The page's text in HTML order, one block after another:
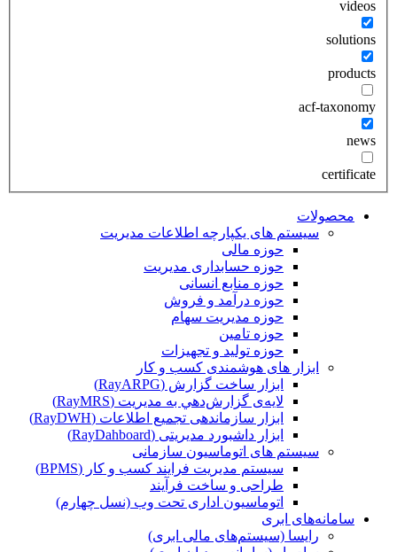
videos
solutions
products
acf-taxonomy
news
certificate
محصولات
سیستم های یکپارچه اطلاعات مدیریت
حوزه مالی
حوزه حسابداری مدیریت
حوزه منابع انسانی
حوزه درآمد و فروش
حوزه مدیریت سهام
حوزه تامین
حوزه تولید و تجهیزات
ابزار های هوشمندی کسب و کار
ابزار ساخت گزارش (RayARPG)
لایه‌ی گزارش‌دهي به مديريت (RayMRS)
ابزار سازماندهی تجمیع اطلاعات (RayDWH)
ابزار داشبورد مدیریتی (RayDahboard)
سیستم های اتوماسیون سازمانی
سیستم مدیریت فرایند کسب و کار (BPMS)
طراحی و ساخت فرآیند
اتوماسیون اداری تحت وب (نسل چهارم)
سامانه‌های ابری
رایسا (سیستم‌های مالی ابری)